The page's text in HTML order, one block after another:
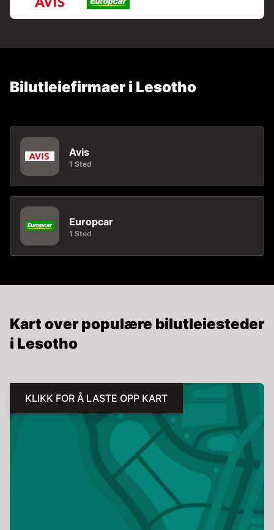
Bilutleiefirmaer i Lesotho
Avis
1 Sted
Europcar
1 Sted
Kart over populære bilutleiesteder
i Lesotho
KLIKK FOR Å LASTE OPP KART